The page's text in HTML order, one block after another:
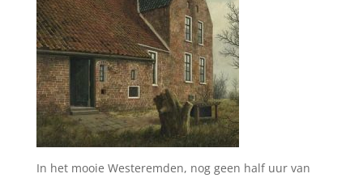
In het mooie Westeremden, nog geen half uur van